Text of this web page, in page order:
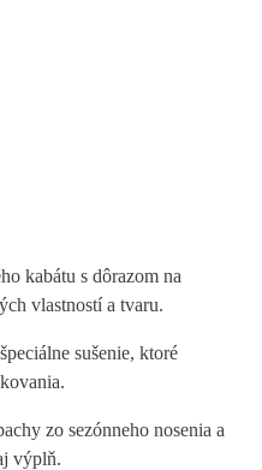
kabátu s dôrazom na
vlastností a tvaru.
sušenie, ktoré
zo sezónneho nosenia a
výplň.